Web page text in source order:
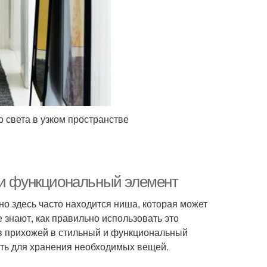
в узком пространстве
функциональный элемент
здесь часто находится ниша, которая может
как правильно использовать это
прихожей в стильный и функциональный
для хранения необходимых вещей.